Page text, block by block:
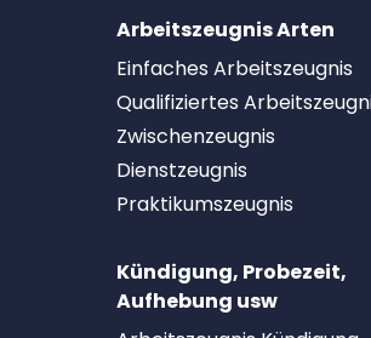
Arbeitszeugnis Arten
Einfaches Arbeitszeugnis
Qualifiziertes
Zwischenzeugnis
Dienstzeugnis
Praktikumszeugnis
Kündigung, Probezeit,
Aufhebung usw